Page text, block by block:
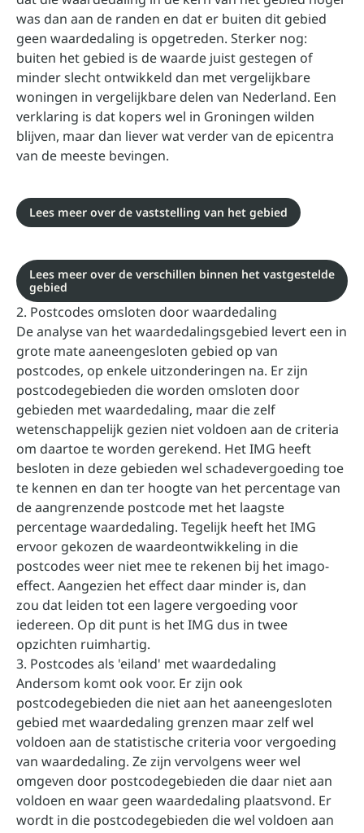
was dan aan de randen en dat er buiten dit gebied
geen waardedaling is opgetreden. Sterker nog:
buiten het gebied is de waarde juist gestegen of
minder slecht ontwikkeld dan met vergelijkbare
woningen in vergelijkbare delen van Nederland. Een
verklaring is dat kopers wel in Groningen wilden
blijven, maar dan liever wat verder van de epicentra
van de meeste bevingen.
Lees meer over de vaststelling van het gebied
Lees meer over de verschillen binnen het vastgestelde
gebied
2. Postcodes omsloten door waardedaling
De analyse van het waardedalingsgebied levert een in
grote mate aaneengesloten gebied op van
postcodes, op enkele uitzonderingen na. Er zijn
postcodegebieden die worden omsloten door
gebieden met waardedaling, maar die zelf
wetenschappelijk gezien niet voldoen aan de criteria
om daartoe te worden gerekend. Het IMG heeft
besloten in deze gebieden wel schadevergoeding toe
te kennen en dan ter hoogte van het percentage van
de aangrenzende postcode met het laagste
percentage waardedaling. Tegelijk heeft het IMG
ervoor gekozen de waardeontwikkeling in die
postcodes weer niet mee te rekenen bij het imago-
effect. Aangezien het effect daar minder is, dan
zou dat leiden tot een lagere vergoeding voor
iedereen. Op dit punt is het IMG dus in twee
opzichten ruimhartig.
3. Postcodes als 'eiland' met waardedaling
Andersom komt ook voor. Er zijn ook
postcodegebieden die niet aan het aaneengesloten
gebied met waardedaling grenzen maar zelf wel
voldoen aan de statistische criteria voor vergoeding
van waardedaling. Ze zijn vervolgens weer wel
omgeven door postcodegebieden die daar niet aan
voldoen en waar geen waardedaling plaatsvond. Er
wordt in die postcodegebieden die wel voldoen aan